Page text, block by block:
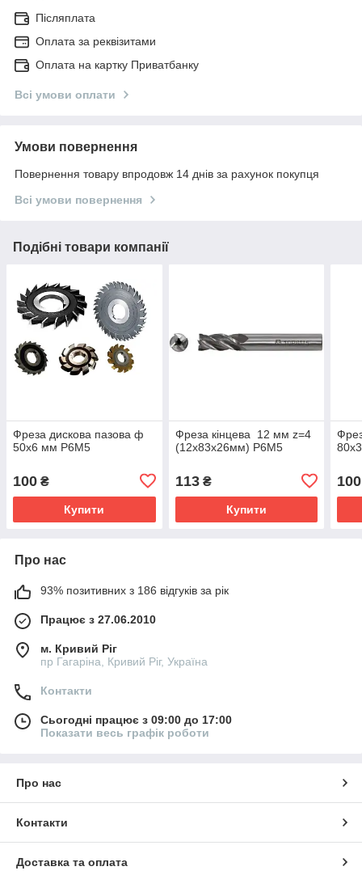
Післяплата
Оплата за реквізитами
Оплата на картку Приватбанку
Всі умови оплати
Умови повернення
Повернення товару впродовж 14 днів за рахунок покупця
Всі умови повернення
Подібні товари компанії
Фреза дискова пазова ф
50х6 мм Р6М5
100 ₴
Купити
Фреза кінцева 12 мм z=4
(12х83х26мм) Р6М5
113₴
Купити
100
Про нас
93% позитивних з 186 відгуків за рік
Працює з 27.06.2010
м. Кривий Ріг
пр Гагаріна, Кривий Ріг, Україна
Контакти
Сьогодні працює з 09:00 до 17:00
Показати весь графік роботи
Про нас
Контакти
Доставка та оплата